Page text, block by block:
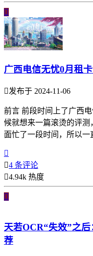

广西电信无忧0月租
发布于 2024-11-06
前言 前段时间上了广西
候就想来一篇滚烫的评
面忙了一段时间，所以一

4 条评论
4.94k 热度

天若OCR“失效”之
荐